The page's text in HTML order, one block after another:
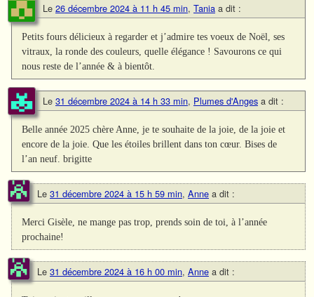
Le 26 décembre 2024 à 11 h 45 min, Tania a dit :
Petits fours délicieux à regarder et j’admire tes voeux de Noël, ses
vitraux, la ronde des couleurs, quelle élégance ! Savourons ce qui
nous reste de l’année & à bientôt.
Le 31 décembre 2024 à 14 h 33 min, Plumes d'Anges a dit :
Belle année 2025 chère Anne, je te souhaite de la joie, de la joie et
encore de la joie. Que les étoiles brillent dans ton cœur. Bises de
l’an neuf. brigitte
Le 31 décembre 2024 à 15 h 59 min, Anne a dit :
Merci Gisèle, ne mange pas trop, prends soin de toi, à l’année
prochaine!
Le 31 décembre 2024 à 16 h 00 min, Anne a dit :